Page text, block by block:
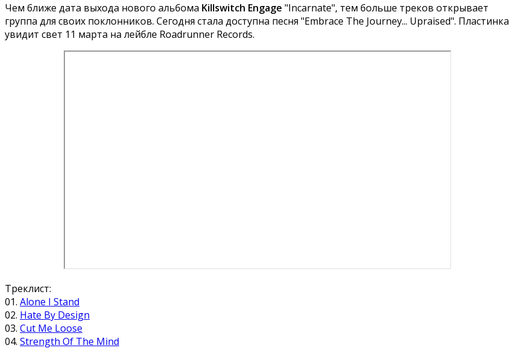
Чем ближе дата выхода нового альбома Killswitch Engage "Incarnate", тем больше треков открывает
группа для своих поклонников. Сегодня стала доступна песня "Embrace The Journey... Upraised". Пластинка
увидит свет 11 марта на лейбле Roadrunner Records.
Треклист:
01. Alone I Stand
02. Hate By Design
03. Cut Me Loose
04. Strength Of The Mind